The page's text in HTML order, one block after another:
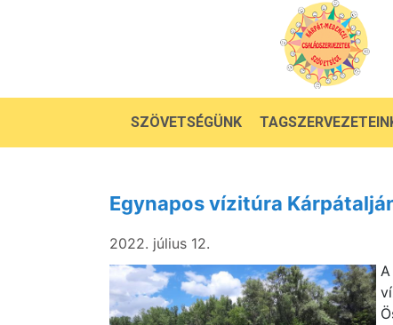
SZÖVETSÉGÜNK
Egynapos vízitúra
2022. július 12.